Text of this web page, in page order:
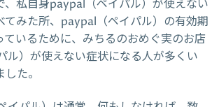
、私自身paypal（ペイパル）が使えない
てみた所、paypal（ペイパル）の有効期
ているために、みちるのおめぐ実のお店
ル）が使えない症状になる人が多くい
た。